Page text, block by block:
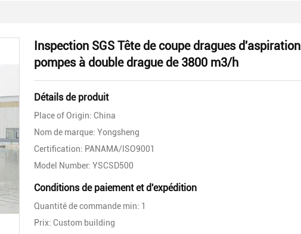
Inspection SGS Tête de coupe dragues
pompes à double drague de 3800 m3/h
Détails de produit
Place of Origin: China
Nom de marque: Yongsheng
Certification: PANAMA/ISO9001
Model Number: YSCSD500
Conditions de paiement et d'expédition
Quantité de commande min: 1
Prix: Custom building